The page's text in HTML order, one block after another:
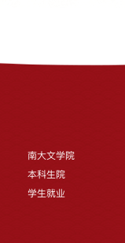
南大文学院
本科生院
学生就业